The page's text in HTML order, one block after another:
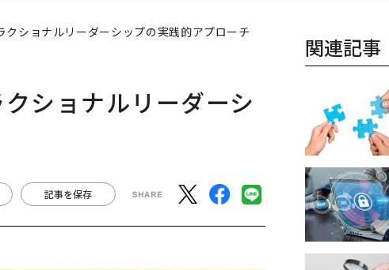
ショナルリーダーシップの実践的アプローチ
ショナルリーダーシ
記事を保存
関連記事